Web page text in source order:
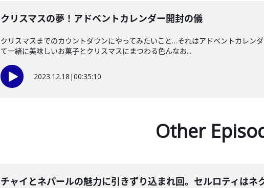
クリスマスの夢！アドベントカレンダー開封の儀
クリスマスまでのカウントダウンにやってみたいこと…それはアドベントカレン
て一緒に美味しいお菓子とクリスマスにまつわる色んなお...
2023.12.18 |00:35:10
Other
チャイとネパールの魅力に引きずり込まれ回。セルロティはネ